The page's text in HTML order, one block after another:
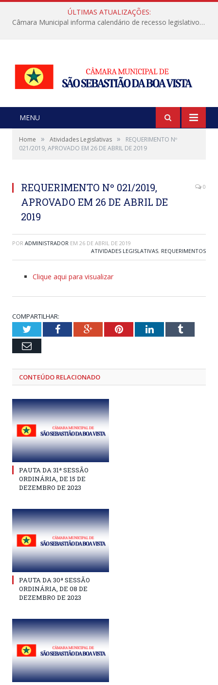
ÚLTIMAS ATUALIZAÇÕES:
Câmara Municipal informa calendário de recesso legislativo de julho
MENU
Home » Atividades Legislativas »
REQUERIMENTO Nº
021/2019, APROVADO EM 26 DE ABRIL DE 2019
REQUERIMENTO Nº 021/2019,
APROVADO EM 26 DE ABRIL DE
2019
0
POR ADMINISTRADOR EM 26 DE ABRIL DE 2019
ATIVIDADES LEGISLATIVAS, REQUERIMENTOS
Clique aqui para visualizar
COMPARTILHAR:
TwitterFacebookGoogle+PinterestLinkedInTumblr
Email
CONTEÚDO RELACIONADO
PAUTA DA 31ª SESSÃO
ORDINÁRIA, DE 15 DE
DEZEMBRO DE 2023
PAUTA DA 30ª SESSÃO
ORDINÁRIA, DE 08 DE
DEZEMBRO DE 2023